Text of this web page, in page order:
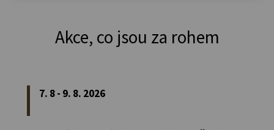
Akce, co jsou za rohem
7. 8 - 9. 8. 2026